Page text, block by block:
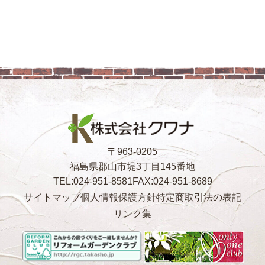
〒963-0205
福島県郡山市堤3丁目145番地
TEL:024-951-8581FAX:024-951-8689
サイトマップ個人情報保護方針特定商取引法の表記
リンク集